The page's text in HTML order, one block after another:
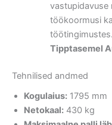
vastupidavuse
töökoormusi
töötingimustes.
Tipptasemel
Tehnilised andmed
Kogulaius: 1795 mm
Netokaal: 430 kg